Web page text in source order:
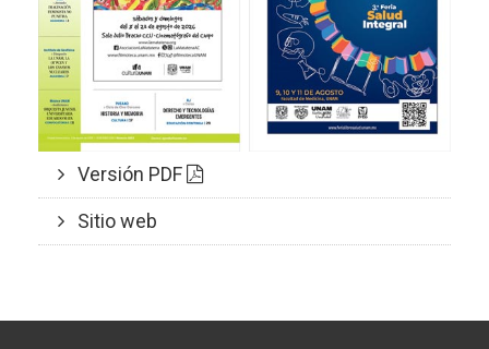
Versión PDF
Sitio web